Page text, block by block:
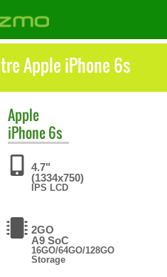
Apple iPhone 6s
Apple
iPhone 6s
4.7"
(1334x750)
IPS LCD
2GO
A9 SoC
16GO/64GO/128GO
Storage